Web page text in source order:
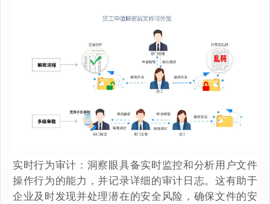
实时行为审计：洞察眼具备实时监控和分析用户文件
操作行为的能力，并记录详细的审计日志。这有助于
企业及时发现并处理潜在的安全风险，确保文件的安